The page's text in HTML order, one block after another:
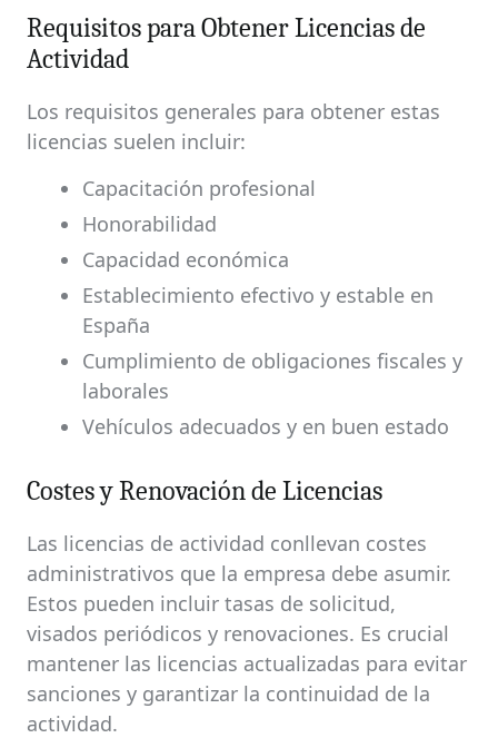
Requisitos para Obtener Licencias de
Actividad
Los requisitos generales para obtener estas
licencias suelen incluir:
Capacitación profesional
Honorabilidad
Capacidad económica
Establecimiento efectivo y estable en
España
Cumplimiento de obligaciones fiscales y
laborales
Vehículos adecuados y en buen estado
Costes y Renovación de Licencias
Las licencias de actividad conllevan costes
administrativos que la empresa debe asumir.
Estos pueden incluir tasas de solicitud,
visados periódicos y renovaciones. Es crucial
mantener las licencias actualizadas para evitar
sanciones y garantizar la continuidad de la
actividad.